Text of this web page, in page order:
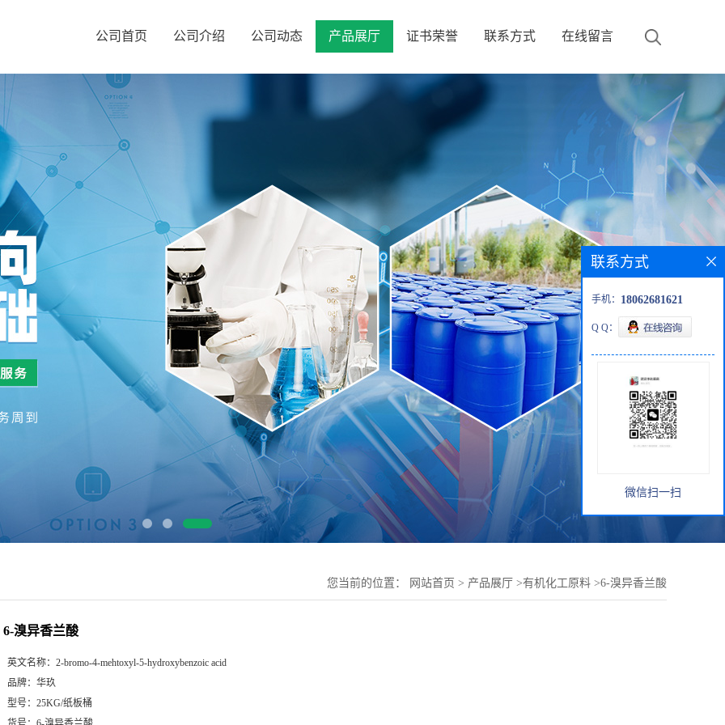
公司首页 公司介绍 公司动态 产品展厅 证书荣誉 联系方式 在线留言
您当前的位置： 网站首页 > 产品展厅 >有机化工原料 >6-溴异香兰酸
6-溴异香兰酸
英文名称： 2-bromo-4-mehtoxyl-5-hydroxybenzoic acid
品牌： 华玖
型号： 25KG/纸板桶
联系方式
手机： 18062681621
Q Q：
微信扫一扫